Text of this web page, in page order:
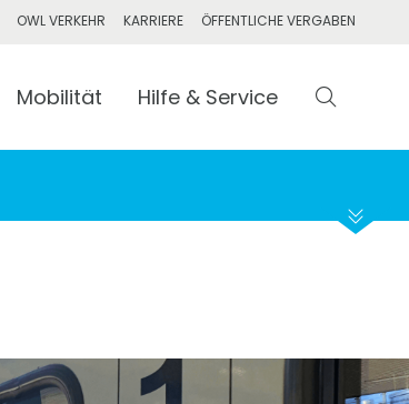
OWL VERKEHR KARRIERE ÖFFENTLICHE VERGABEN
Mobilität Hilfe & Service
Abfahrt